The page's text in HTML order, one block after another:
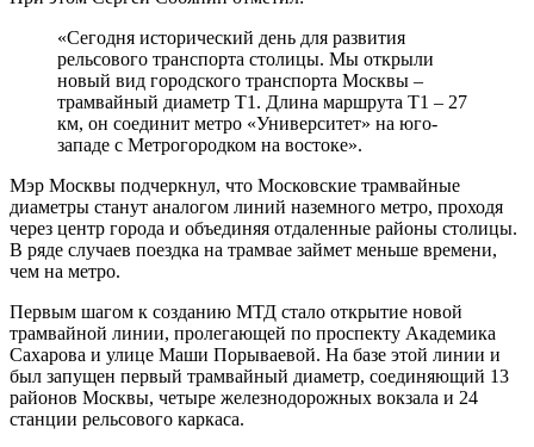
«Сегодня исторический день для развития
рельсового транспорта столицы. Мы открыли
новый вид городского транспорта Москвы –
трамвайный диаметр Т1. Длина маршрута Т1 – 27
км, он соединит метро «Университет» на юго-
западе с Метрогородком на востоке».
Мэр Москвы подчеркнул, что Московские трамвайные
диаметры станут аналогом линий наземного метро, проходя
через центр города и объединяя отдаленные районы столицы.
В ряде случаев поездка на трамвае займет меньше времени,
чем на метро.
Первым шагом к созданию МТД стало открытие новой
трамвайной линии, пролегающей по проспекту Академика
Сахарова и улице Маши Порываевой. На базе этой линии и
был запущен первый трамвайный диаметр, соединяющий 13
районов Москвы, четыре железнодорожных вокзала и 24
станции рельсового каркаса.